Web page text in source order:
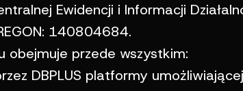
Ewidencji i Informacji
140804684.
obejmuje przede wszystkim:
DBPLUS platformy